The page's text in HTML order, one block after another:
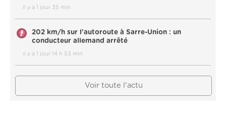
il y a 1 jour 35 min
202 km/h sur l'autoroute à Sarre-Union : un
conducteur allemand arrêté
il y a 1 jour 14 h 53 min
Voir toute l'actu